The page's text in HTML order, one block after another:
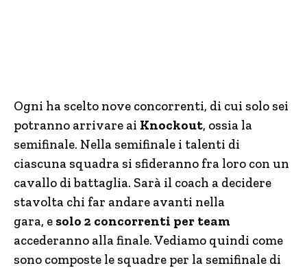
Ogni ha scelto nove concorrenti, di cui solo sei
potranno arrivare ai Knockout, ossia la
semifinale. Nella semifinale i talenti di
ciascuna squadra si sfideranno fra loro con un
cavallo di battaglia. Sarà il coach a decidere
stavolta chi far andare avanti nella
gara, e solo 2 concorrenti per team
accederanno alla finale. Vediamo quindi come
sono composte le squadre per la semifinale di